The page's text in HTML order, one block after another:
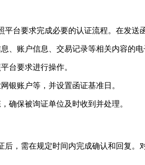
台要求完成必要的认证流程。在发送
、账户信息、交易记录等相关内容的电
台要求进行操作。
银账户等，并设置函证基准日。
确保被询证单位及时收到并处理。
，需在规定时间内完成确认和回复